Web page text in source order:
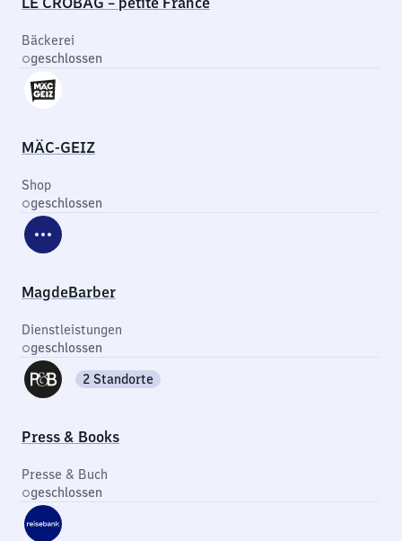
Bäckerei
geschlossen
MÄC-GEIZ
Shop
geschlossen
MagdeBarber
Dienstleistungen
geschlossen
Press & Books
2 Standorte
Presse & Buch
geschlossen